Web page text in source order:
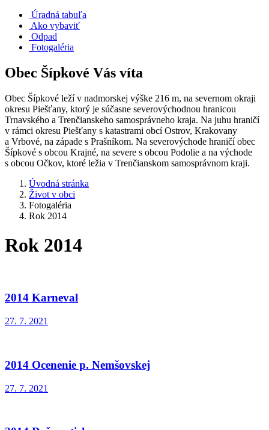
Úradná tabuľa
Ako vybaviť
Odpad
Fotogaléria
Obec Šípkové Vás víta
Obec Šípkové leží v nadmorskej výške 216 m, na severnom okraji
okresu Piešťany, ktorý je súčasne severovýchodnou hranicou
Trnavského a Trenčianskeho samosprávneho kraja. Na juhu hraničí
v rámci okresu Piešťany s katastrami obcí Ostrov, Krakovany
a Vrbové, na západe s Prašníkom. Na severovýchode hraničí obec
Šípkové s obcou Krajné, na severe s obcou Podolie a na východe
s obcou Očkov, ktoré ležia v Trenčianskom samosprávnom kraji.
Úvodná stránka
Život v obci
Fotogaléria
Rok 2014
Rok 2014
2014 Karneval
27. 7. 2021
2014 Ocenenie p. Nemšovskej
27. 7. 2021